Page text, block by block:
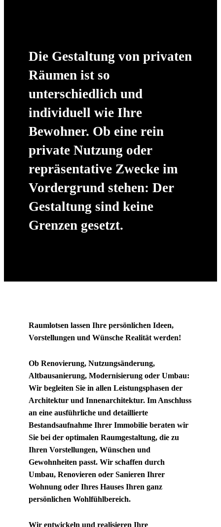
Die Gestaltung von privaten
Räumen ist so
unterschiedlich und
individuell wie Ihre
Bewohner. Ob eine rein
private Nutzung oder
repräsentative Zwecke im
Vordergrund stehen: Der
Gestaltung sind keine
Grenzen gesetzt.
Raumlotsen lassen Ihre persönlichen Ideen,
Vorstellungen und Wünsche Realität werden!
Ob Renovierung, Nutzungsänderung,
Altbausanierung, Modernisierung oder Umbau:
Wir begleiten Sie in allen Leistungsphasen der
Architektur und Innenarchitektur. Im Anschluss
an eine ausführliche und detaillierte
Bestandsaufnahme Ihrer Immobilie beraten wir
Sie bei der optimalen Raumgestaltung, die zu
Ihren Vorstellungen, Wünschen und
Gewohnheiten passt. Wir schaffen durch
Umbau, Renovieren oder Sanieren Ihrer
Wohnung oder Ihres Hauses Ihren ganz
persönlichen Wohlfühlbereich.
Wir entwickeln und realisieren Ihre